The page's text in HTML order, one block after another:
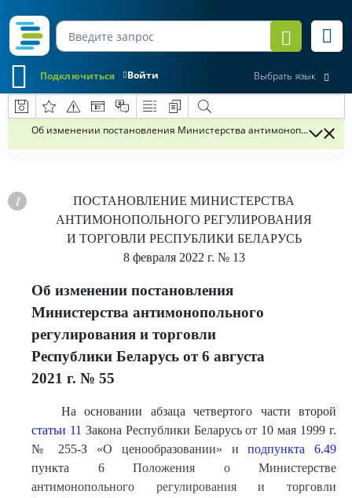
Войти
Подключиться Выбрать язык
Об изменении постановления Министерства антимонопольного
ПОСТАНОВЛЕНИЕ МИНИСТЕРСТВА
АНТИМОНОПОЛЬНОГО РЕГУЛИРОВАНИЯ
И ТОРГОВЛИ РЕСПУБЛИКИ БЕЛАРУСЬ
8 февраля 2022 г. № 13
Об изменении постановления
Министерства антимонопольного
регулирования и торговли
Республики Беларусь от 6 августа
2021 г. № 55
На основании абзаца четвертого части второй
статьи 11 Закона Республики Беларусь от 10 мая 1999 г.
№ 255-З «О ценообразовании» иподпункта 6.49
пункта 6 Положения о Министерстве
антимонопольного регулирования и торговли